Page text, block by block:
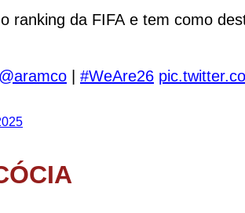
ranking da FIFA e tem como
@aramco | #WeAre26